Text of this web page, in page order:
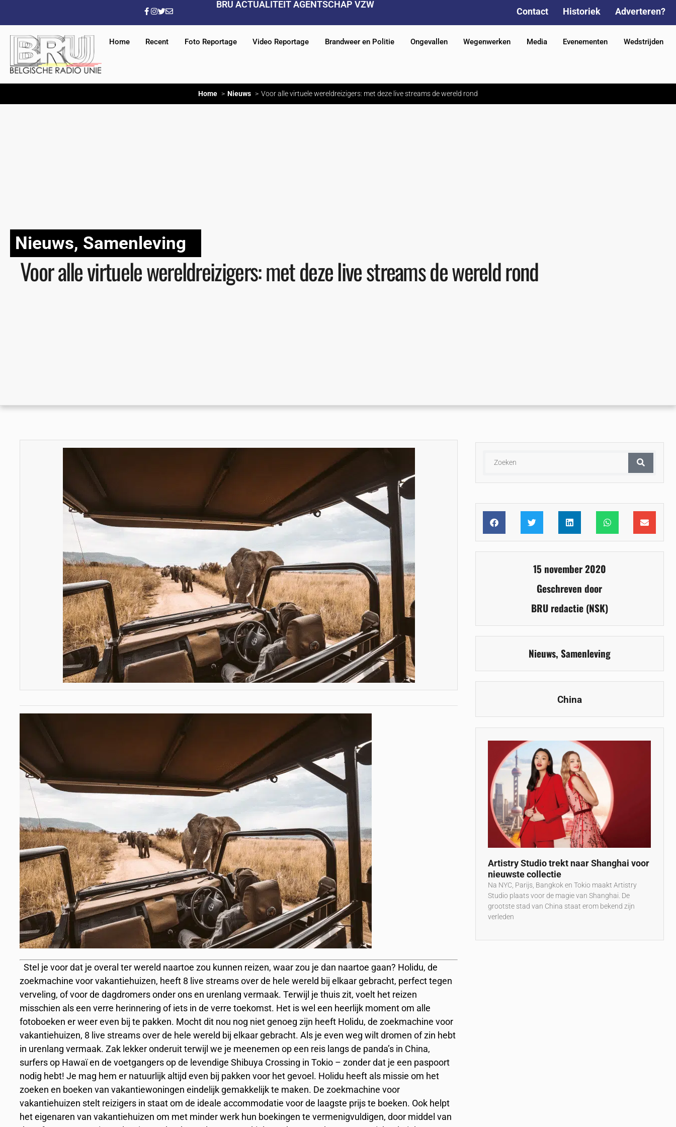
BRU ACTUALITEIT AGENTSCHAP VZW
Contact Historiek Adverteren?
Home Recent Foto Reportage Video Reportage Brandweer en Politie Ongevallen Wegenwerken Media Evenementen Wedstrijden
Home Nieuws Voor alle virtuele wereldreizigers: met deze live streams de wereld rond
Nieuws, Samenleving
Voor alle virtuele wereldreizigers: met deze live streams de wereld rond
Stel je voor dat je overal ter wereld naartoe zou kunnen reizen, waar zou je dan naartoe gaan? Holidu, de
zoekmachine voor vakantiehuizen, heeft 8 live streams over de hele wereld bij elkaar gebracht, perfect tegen
verveling, of voor de dagdromers onder ons en urenlang vermaak.Terwijl je thuis zit, voelt het reizen
misschien als een verre herinnering of iets in de verre toekomst. Het is wel een heerlijk moment om alle
fotoboeken er weer even bij te pakken. Mocht dit nou nog niet genoeg zijn heeft Holidu, de zoekmachine voor
vakantiehuizen, 8 live streams over de hele wereld bij elkaar gebracht. Als je even weg wilt dromen of zin hebt
in urenlang vermaak. Zak lekker onderuit terwijl we je meenemen op een reis langs de panda’s in China,
surfers op Hawaï en de voetgangers op de levendige Shibuya Crossing in Tokio – zonder dat je een paspoort
nodig hebt! Je mag hem er natuurlijk altijd even bij pakken voor het gevoel. Holidu heeft als missie om het
zoeken en boeken van vakantiewoningen eindelijk gemakkelijk te maken. De zoekmachine voor
vakantiehuizen stelt reizigers in staat om de ideale accommodatie voor de laagste prijs te boeken. Ook helpt
het eigenaren van vakantiehuizen om met minder werk hun boekingen te vermenigvuldigen, door middel van
15 november 2020
Geschreven door
BRU redactie (NSK)
Nieuws, Samenleving
China
Artistry Studio trekt naar Shanghai voor
nieuwste collectie
Na NYC, Parijs, Bangkok en Tokio maakt Artistry
Studio plaats voor de magie van Shanghai. De
grootste stad van China staat erom bekend zijn
verleden